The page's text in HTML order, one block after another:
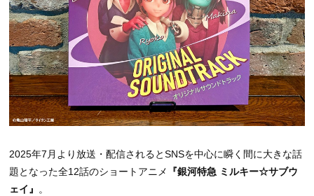
2025年7月より放送・配信されるとSNSを中心に瞬く間に大きな話
題となった全12話のショートアニメ
『銀河特急 ミルキー☆サブウ
ェイ』 。